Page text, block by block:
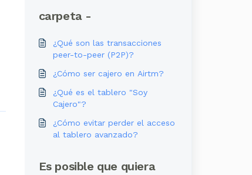
carpeta -
¿Qué son las transacciones
peer-to-peer (P2P)?
¿Cómo ser cajero en Airtm?
¿Qué es el tablero "Soy
Cajero"?
¿Cómo evitar perder el acceso
al tablero avanzado?
Es posible que quiera